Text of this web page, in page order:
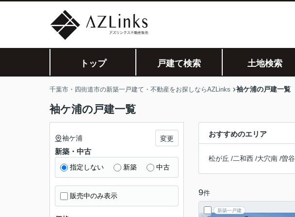
トップ 戸建て検索 土地検索
千葉市・四街道市の新築一戸建て・不動産をお探しならAZLinks 袖ケ浦の戸建一覧
袖ケ浦の戸建一覧
おすすめのエリア
松が丘 /二和西 /大穴南 /曽谷
9件
新築一戸建
袖ケ浦 変更
新築・中古
指定しない 新築 中古
販売中のみ表示